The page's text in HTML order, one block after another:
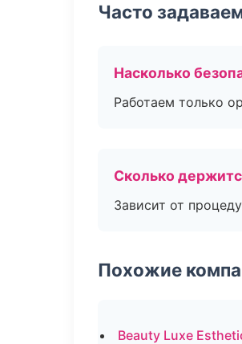
Часто
Насколько
Работаем только
Сколько
Зависит от
Похожие
Beauty Luxe